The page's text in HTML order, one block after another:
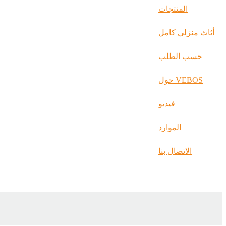
français
Español
المنتجات
أثاث منزلي كامل
حسب الطلب
حول VEBOS
فيديو
الموارد
الاتصال بنا